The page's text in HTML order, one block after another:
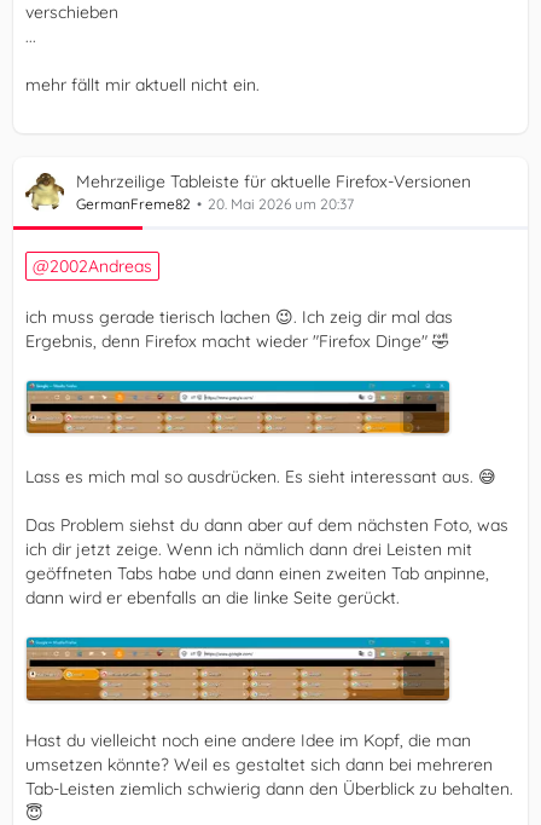
verschieben
...
mehr fällt mir aktuell nicht ein.
Mehrzeilige Tableiste für aktuelle Firefox-Versionen
GermanFreme82 20. Mai 2026 um 20:37
2002Andreas
ich muss gerade tierisch lachen 😉. Ich zeig dir mal das
Ergebnis, denn Firefox macht wieder "Firefox Dinge" 🤣
Lass es mich mal so ausdrücken. Es sieht interessant aus. 😅
Das Problem siehst du dann aber auf dem nächsten Foto, was
ich dir jetzt zeige. Wenn ich nämlich dann drei Leisten mit
geöffneten Tabs habe und dann einen zweiten Tab anpinne,
dann wird er ebenfalls an die linke Seite gerückt.
Hast du vielleicht noch eine andere Idee im Kopf, die man
umsetzen könnte? Weil es gestaltet sich dann bei mehreren
Tab-Leisten ziemlich schwierig dann den Überblick zu behalten.
😇